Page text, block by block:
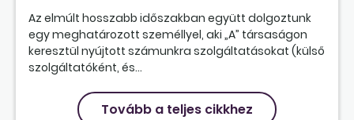
Az elmúlt hosszabb időszakban együtt dolgoztunk
egy meghatározott személlyel, aki „A” társaságon
keresztül nyújtott számunkra szolgáltatásokat (külső
szolgáltatóként, és...
Tovább a teljes cikkhez